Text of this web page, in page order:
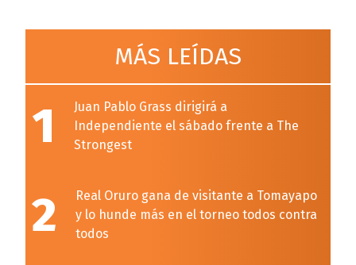
MÁS LEÍDAS
1
Juan Pablo Grass dirigirá a
Independiente el sábado frente a The
Strongest
2
Real Oruro gana de visitante a Tomayapo
y lo hunde más en el torneo todos contra
todos